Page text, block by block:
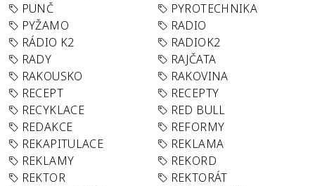
PUNČ
PYROTECHNIKA
PYŽAMO
RADIO
RÁDIO K2
RADIOK2
RADY
RAJČATA
RAKOUSKO
RAKOVINA
RECEPT
RECEPTY
RECYKLACE
RED BULL
REDAKCE
REFORMY
REKAPITULACE
REKLAMA
REKLAMY
REKORD
REKTOR
REKTORÁT